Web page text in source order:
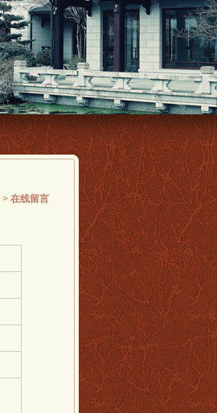
> 在线留言